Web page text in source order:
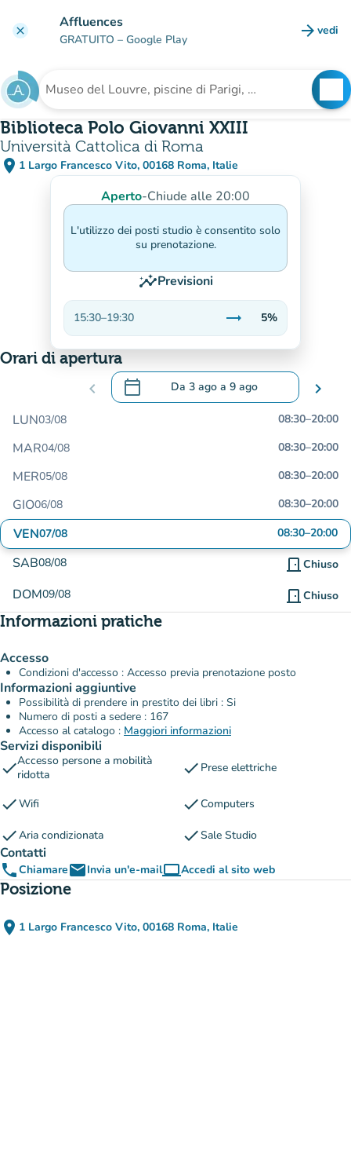
clear Affluences
GRATUITO – Google Play arrow_forward vedi
Cerca una struttura
Biblioteca Polo Giovanni XXIII
Università Cattolica di Roma
place 1 Largo Francesco Vito, 00168 Roma, Italie
(apri in Google Maps)
(nuova scheda)
Aperto-Chiude alle 20:00
L'utilizzo dei posti studio è consentito solo
su prenotazione.
insightsPrevisioni
15:30–19:30 trending_flat
Stabile
5%
Orari di apertura
chevron_left calendar_today Da 3 ago a 9 ago
.Aprire il calendario per modificare le
chevron_right
LUN03/08 08:30–20:00
MAR04/08 08:30–20:00
MER05/08 08:30–20:00
GIO06/08 08:30–20:00
VEN07/08 08:30–20:00
SAB08/08 door_front Chiuso
DOM09/08 door_front Chiuso
Informazioni pratiche
Accesso
Condizioni d'accesso : Accesso previa prenotazione posto
Informazioni aggiuntive
Possibilità di prendere in prestito dei libri : Si
Numero di posti a sedere : 167
Accesso al catalogo : Maggiori informazioni
Servizi disponibili
checkAccesso persone a mobilità
ridotta
check Prese elettriche
checkWifi checkComputers
checkAria condizionata checkSale Studio
Contatti
phoneChiamareemailInvia un'e-mailcomputerAccedi al sito web
(nuova scheda)
Posizione
place 1 Largo Francesco Vito, 00168 Roma, Italie
(apri in Google Maps)
(nuova scheda)